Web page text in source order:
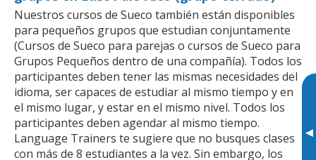
▸
Nuestros cursos de Sueco también están disponibles
para pequeños grupos que estudian conjuntamente
(Cursos de Sueco para parejas o cursos de Sueco para
Grupos Pequeños dentro de una compañía). Todos los
participantes deben tener las mismas necesidades del
idioma, ser capaces de estudiar al mismo tiempo y en
el mismo lugar, y estar en el mismo nivel. Todos los
participantes deben agendar al mismo tiempo.
Language Trainers te sugiere que no busques clases
con más de 8 estudiantes a la vez. Sin embargo, los